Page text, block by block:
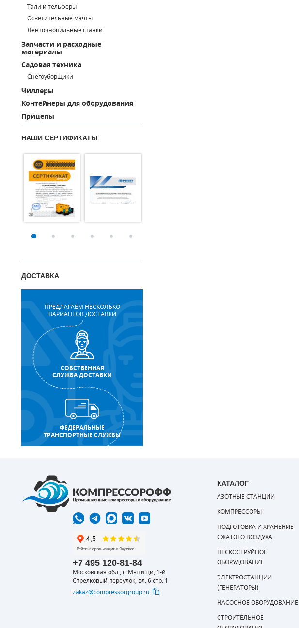
Тали и тельферы
Осветительные мачты
Ленточнопильные станки
Запчасти и расходные
материалы
Садовая техника
Снегоуборщики
Чиллеры
Контейнеры для оборудования
Прицепы
НАШИ СЕРТИФИКАТЫ
ДОСТАВКА
ПРЕДЛАГАЕМ НЕСКОЛЬКО
ВАРИАНТОВ ДОСТАВКИ
СОБСТВЕННАЯ
СЛУЖБА ДОСТАВКИ
ФЕДЕРАЛЬНЫЕ
ТРАНСПОРТНЫЕ СЛУЖБЫ
+7 495 120-81-84
Московская обл., г. Мытищи, 1-й
Стрелковый переулок, вл. 6 стр. 1
zakaz@compressorgroup.ru
КАТАЛОГ
АЗОТНЫЕ СТАНЦИИ
КОМПРЕССОРЫ
ПОДГОТОВКА И ХРАНЕНИЕ
СЖАТОГО ВОЗДУХА
ПЕСКОСТРУЙНОЕ
ОБОРУДОВАНИЕ
ЭЛЕКТРОСТАНЦИИ
(ГЕНЕРАТОРЫ)
НАСОСНОЕ ОБОРУДОВАНИЕ
СТРОИТЕЛЬНОЕ
ДЕТАЛИ ПОРШНЕВЫХ КОМПРЕССОРОВ
ДЕТАЛИ СПИРАЛЬНЫХ КОМПРЕССОРОВ
ДЕТАЛИ НАСОСНОЙ ЧАСТИ
ДЕТАЛИ ПОГРУЖНЫХ НАСОСОВ
ШЛАНГИ ДЛЯ МОТОПОМП
ДЛЯ ВАКУУМНЫХ НАСОСОВ